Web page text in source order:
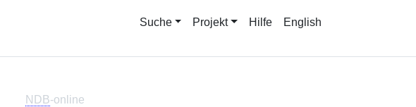
Suche Projekt Hilfe English
NDB-online